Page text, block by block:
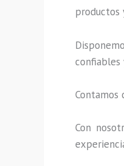
productos
Contamos
Con